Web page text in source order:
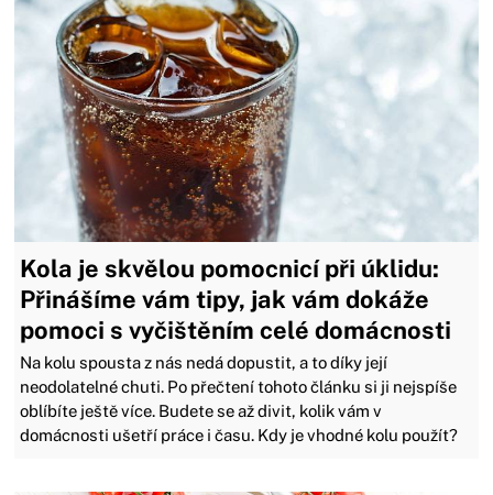
Kola je skvělou pomocnicí při úklidu:
Přinášíme vám tipy, jak vám dokáže
pomoci s vyčištěním celé domácnosti
Na kolu spousta z nás nedá dopustit, a to díky její
neodolatelné chuti. Po přečtení tohoto článku si ji nejspíše
oblíbíte ještě více. Budete se až divit, kolik vám v
domácnosti ušetří práce i času. Kdy je vhodné kolu použít?